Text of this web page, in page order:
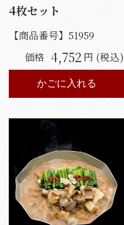
4枚セット
【商品番号】 51959
価格 4,752 円 (税込)
かごに入れる